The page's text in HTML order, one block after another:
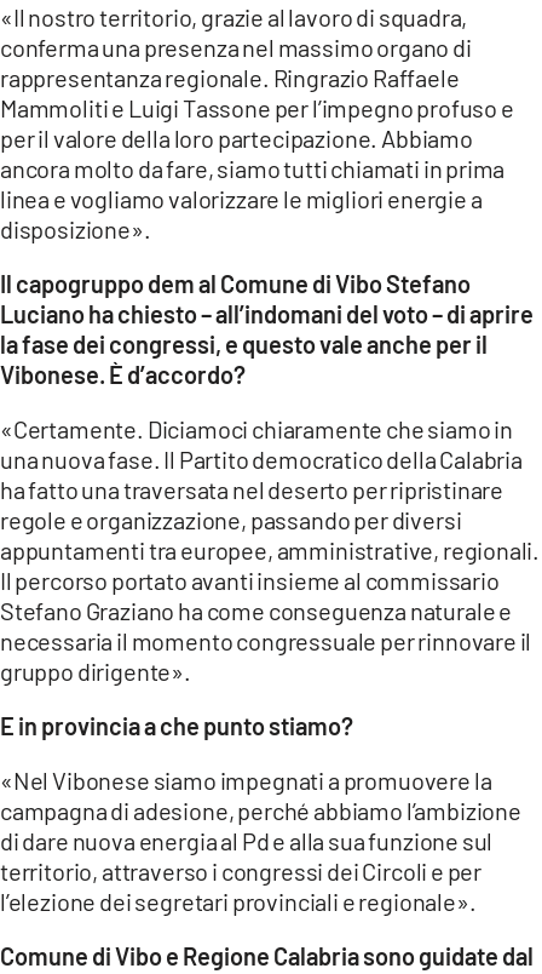
«Il nostro territorio, grazie al lavoro di squadra,
conferma una presenza nel massimo organo di
rappresentanza regionale. Ringrazio Raffaele
Mammoliti e Luigi Tassone per l’impegno profuso e
per il valore della loro partecipazione. Abbiamo
ancora molto da fare, siamo tutti chiamati in prima
linea e vogliamo valorizzare le migliori energie a
disposizione».
Il capogruppo dem al Comune di Vibo Stefano
Luciano ha chiesto – all’indomani del voto – di aprire
la fase dei congressi, e questo vale anche per il
Vibonese. È d’accordo?
«Certamente. Diciamoci chiaramente che siamo in
una nuova fase. Il Partito democratico della Calabria
ha fatto una traversata nel deserto per ripristinare
regole e organizzazione, passando per diversi
appuntamenti tra europee, amministrative, regionali.
Il percorso portato avanti insieme al commissario
Stefano Graziano ha come conseguenza naturale e
necessaria il momento congressuale per rinnovare il
gruppo dirigente».
E in provincia a che punto stiamo?
«Nel Vibonese siamo impegnati a promuovere la
campagna di adesione, perché abbiamo l’ambizione
di dare nuova energia al Pd e alla sua funzione sul
territorio, attraverso i congressi dei Circoli e per
l’elezione dei segretari provinciali e regionale».
Comune di Vibo e Regione Calabria sono guidate dal